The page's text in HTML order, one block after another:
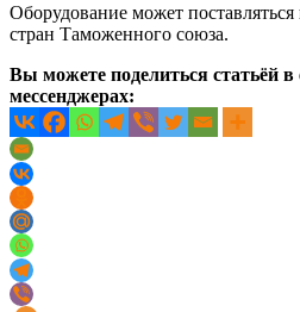
Оборудование может
стран Таможенного союза.
Вы можете поделиться статьёй
мессенджерах: